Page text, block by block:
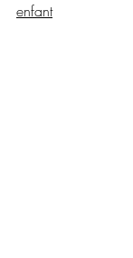
enfant